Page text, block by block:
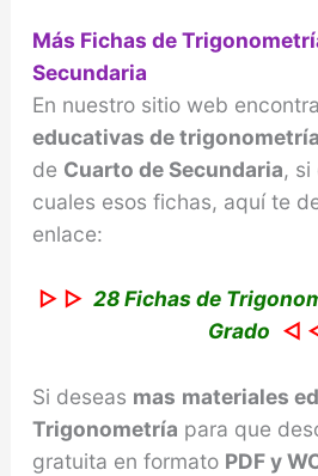
Más Fichas de
Secundaria
En nuestro sitio web
educativas de trigonometría
de Cuarto de Secundaria, si
cuales esos fichas, aquí te
enlace:
▷ ▷ 28 Fichas de
Grado ◁
Si deseas mas materiales
Trigonometría para que
gratuita en formato PDF y